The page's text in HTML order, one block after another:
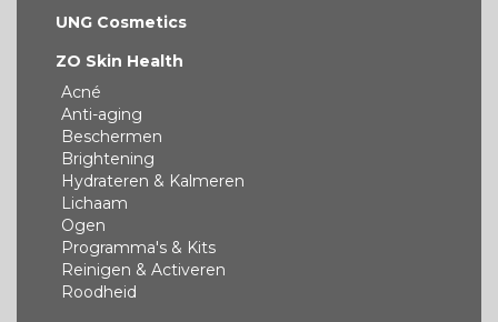
UNG Cosmetics
ZO Skin Health
Acné
Anti-aging
Beschermen
Brightening
Hydrateren & Kalmeren
Lichaam
Ogen
Programma's & Kits
Reinigen & Activeren
Roodheid